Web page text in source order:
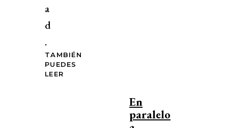
a
d
.
TAMBIÉN
PUEDES
LEER
En
paralelo